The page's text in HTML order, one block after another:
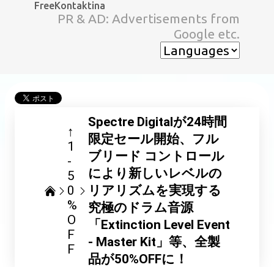
スキップしてメイン コンテンツに移動
FreeKontaktina
PR & AD: Advertisements from
Google etc.
↑
1
-
5
0
%
O
F
F
Spectre Digitalが24時間
限定セール開始、フル
ブリード コントロール
により新しいレベルの
リアリズムを実現する
究極のドラム音源
「Extinction Level Event
- Master Kit」等、全製
品が50%OFFに！